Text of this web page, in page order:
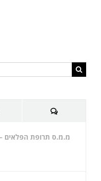
Comments